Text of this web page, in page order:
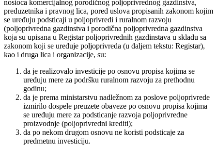
nosioca komercijalnog porodičnog poljoprivrednog gazdinstva,
preduzetnika i pravnog lica, pored uslova propisanih zakonom kojim
se uređuju podsticaji u poljoprivredi i ruralnom razvoju
(poljoprivredna gazdinstva i porodična poljoprivredna gazdinstva
koja su upisana u Registar poljoprivrednih gazdinstava u skladu sa
zakonom koji se uređuje poljoprivreda (u daljem tekstu: Registar),
kao i druga lica i organizacije, su:
da je realizovalo investicije po osnovu propisa kojima se
uređuju mere za podršku ruralnom razvoju za prethodnu
godinu;
da je prema ministarstvu nadležnom za poslove poljoprivrede
izmirilo dospele preuzete obaveze po osnovu propisa kojima
se uređuju mere za podsticanje razvoja poljoprivredne
proizvodnje (poljoprivredni krediti);
da po nekom drugom osnovu ne koristi podsticaje za
predmetnu investiciju.